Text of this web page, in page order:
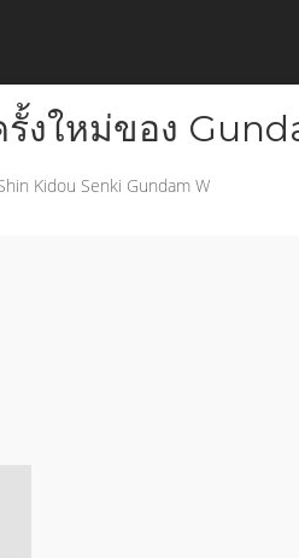
งใหม่ของ
Kidou Senki Gundam W